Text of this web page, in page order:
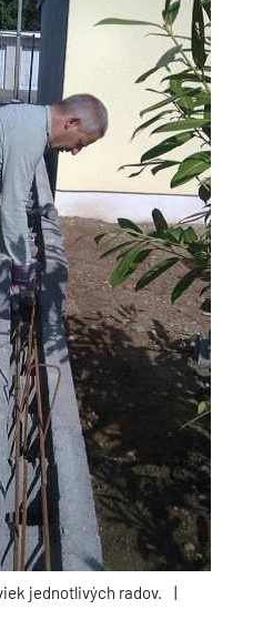
jednotlivých radov.
|